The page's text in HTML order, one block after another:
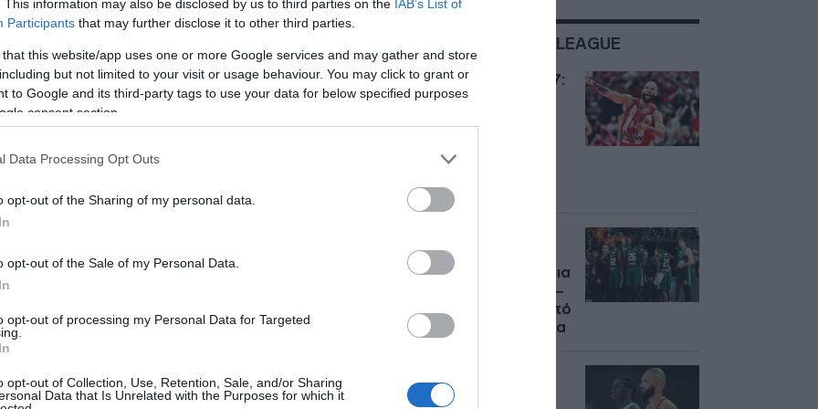
This information may also be disclosed by us to third parties on the IAB’s List of
Participants that may further disclose it to other third parties.
that this website/app uses one or more Google services and may gather and store
but not limited to your visit or usage behaviour. You may click to grant or
to Google and its third-party tags to use your data for below specified purposes
consent section.
Data Processing Opt Outs
opt-out of the Sharing of my personal data.
opt-out of the Sale of my Personal Data.
opt-out of processing my Personal Data for Targeted
opt-out of Collection, Use, Retention, Sale, and/or Sharing
Data that Is Unrelated with the Purposes for which it
η Δόμνα Μιχαηλίδου στο βίντεο
την αισιοδοξία της για την πρόκριση
της διοργάνωσης.
ΣΧΕΤΙΚΑ ΜΕ:EUROLEAGUE
Euroleague 2026-27:
Αυτό είναι το
ομάδα θα
πρεμιέρα
πλήρες πρόγραμμα
του Παναθηναϊκού για
την σεζόν 2026-27 –
Εντός έδρας τα 7 από
τα πρώτα 8 παιχνίδια
πρόγραμμα για την